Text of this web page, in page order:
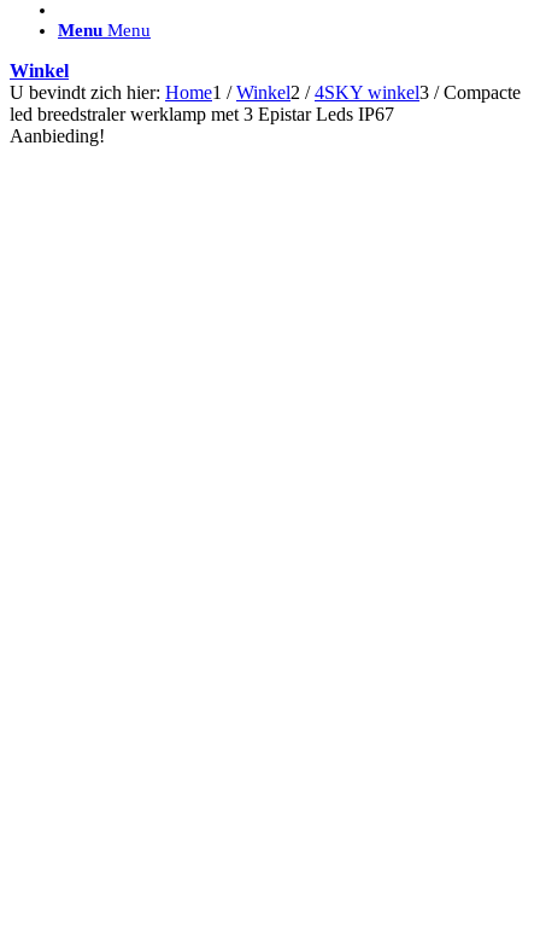
ACCESSOIRES/ AANSLUITMATERIAAL
Can-bus interface
Accessoires Lazer
Kabelboom & Adapters
Menu Menu
Winkel
U bevindt zich hier: Home1 / Winkel2 / 4SKY winkel3 / Compacte
led breedstraler werklamp met 3 Epistar Leds IP67
Aanbieding!